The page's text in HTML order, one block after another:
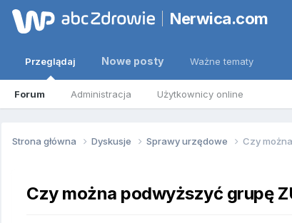
Nerwica.com
Przeglądaj
Forum Administracja Użytkownicy online
Nowe posty Ważne tematy
Strona główna Dyskusje Sprawy urzędowe Czy
Czy można podwyższyć grupę